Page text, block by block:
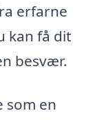
erfarne
kan få dit
besvær.
som en